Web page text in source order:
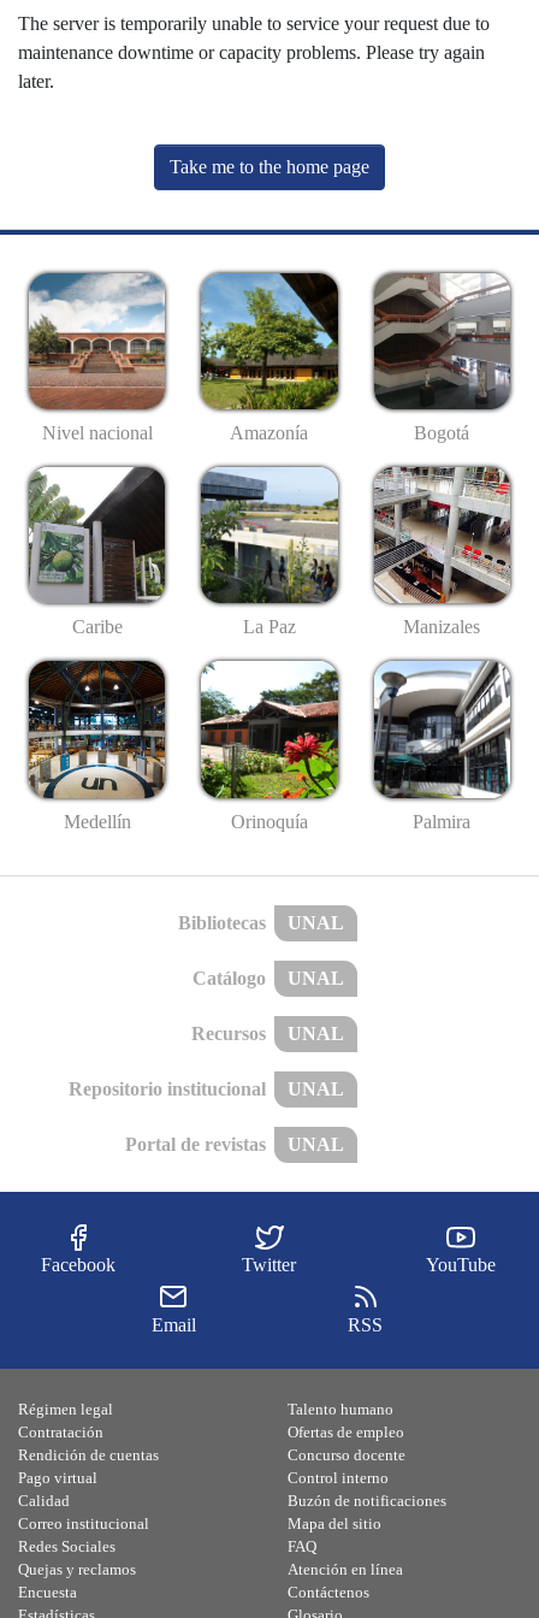
The server is temporarily unable to service your request due to
maintenance downtime or capacity problems. Please try again
later.
Take me to the home page
Nivel nacional Amazonía Bogotá
Caribe La Paz Manizales
Medellín Orinoquía Palmira
Bibliotecas UNAL
Catálogo UNAL
Recursos UNAL
Repositorio institucional UNAL
Portal de revistas UNAL
Facebook Twitter YouTube
Email RSS
Régimen legal
Contratación
Rendición de cuentas
Pago virtual
Calidad
Talento humano
Ofertas de empleo
Concurso docente
Control interno
Buzón de notificaciones
Correo institucional
Redes Sociales
Quejas y reclamos
Encuesta
Mapa del sitio
FAQ
Atención en línea
Contáctenos